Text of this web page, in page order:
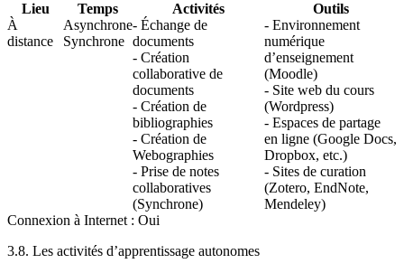
Lieu
Temps Activités
Outils
À
distance
Asynchrone
Synchrone
- Échange de
documents
- Création
collaborative de
documents
- Création de
bibliographies
- Création de
Webographies
- Prise de notes
collaboratives
(Synchrone)
- Environnement
numérique
d’enseignement
(Moodle)
- Site web du cours
(Wordpress)
- Espaces de partage
en ligne (Google Docs,
Dropbox, etc.)
- Sites de curation
(Zotero, EndNote,
Mendeley)
Connexion à Internet : Oui
3.8. Les activités d’apprentissage autonomes